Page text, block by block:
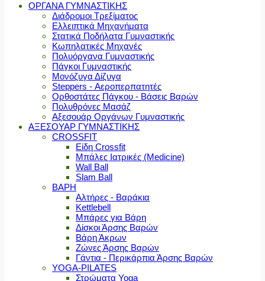
ΟΡΓΑΝΑ ΓΥΜΝΑΣΤΙΚΗΣ
Διάδρομοι Τρεξίματος
Ελλειπτικά Μηχανήματα
Στατικά Ποδήλατα Γυμναστικής
Κωπηλατικές Μηχανές
Πολυόργανα Γυμναστικής
Πάγκοι Γυμναστικής
Μονόζυγα Δίζυγα
Steppers - Αεροπερπατητές
Ορθοστάτες Πάγκου - Βάσεις Βαρών
Πολυθρόνες Μασάζ
Αξεσουάρ Οργάνων Γυμναστικής
ΑΞΕΣΟΥΑΡ ΓΥΜΝΑΣΤΙΚΗΣ
CROSSFIT
Είδη Crossfit
Μπάλες Ιατρικές (Medicine)
Wall Ball
Slam Ball
ΒΑΡΗ
Αλτήρες - Βαράκια
Kettlebell
Μπάρες για Βάρη
Δίσκοι Άρσης Βαρών
Βάρη Άκρων
Ζώνες Άρσης Βαρών
Γάντια - Περικάρπια Άρσης Βαρών
YOGA-PILATES
Στρώματα Yoga